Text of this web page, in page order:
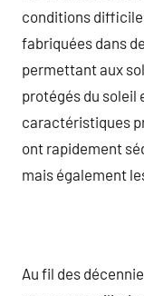
conditions
fabriquées dans
permettant aux
protégés du soleil
caractéristiques
ont rapidement
mais également
Au fil des